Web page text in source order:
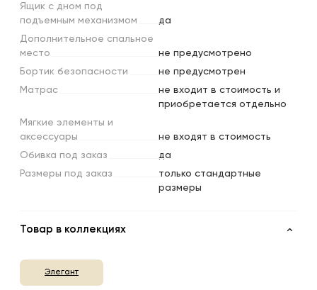
Ящик с дном под
подъемным механизмом
да
Дополнительное спальное
место
не предусмотрено
Бортик безопасности
не предусмотрен
Матрас
не входит в стоимость и
приобретается отдельно
Мягкие элементы и
аксессуары
не входят в стоимость
Обивка под заказ
да
Размеры под заказ
только стандартные
размеры
Товар в коллекциях
Элегант